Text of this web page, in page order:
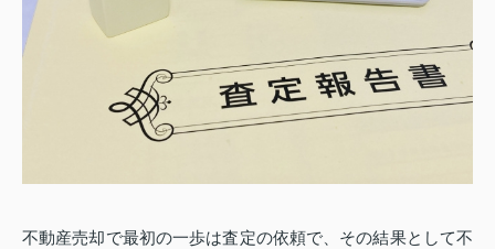
不動産売却で最初の一歩は査定の依頼で、その結果として不